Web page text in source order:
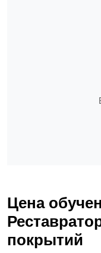
Цена
покрытий